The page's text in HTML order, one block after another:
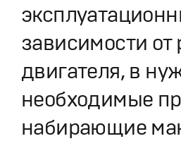
зависимости
двигателя, в
необходимые
набирающие